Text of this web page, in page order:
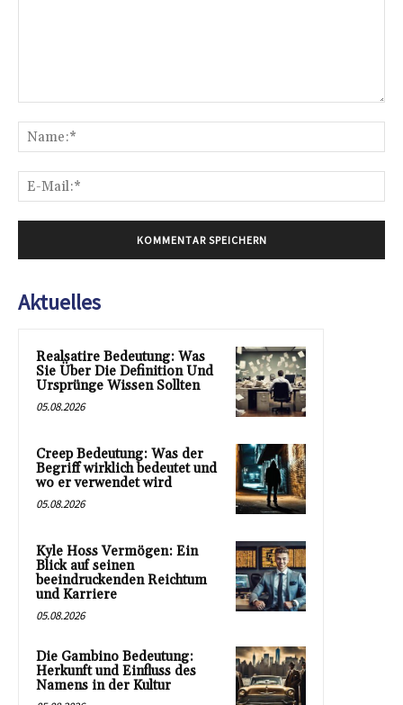
Aktuelles
Realsatire Bedeutung: Was
Sie Über Die Definition Und
Ursprünge Wissen Sollten
05.08.2026
Creep Bedeutung: Was der
Begriff wirklich bedeutet und
wo er verwendet wird
05.08.2026
Kyle Hoss Vermögen: Ein
Blick auf seinen
beeindruckenden Reichtum
und Karriere
05.08.2026
Die Gambino Bedeutung:
Herkunft und Einfluss des
Namens in der Kultur